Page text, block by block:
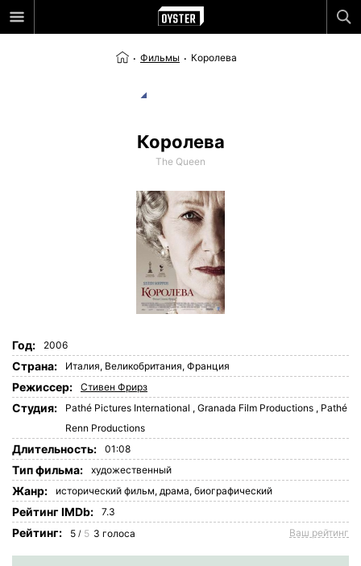
Фильмы Королева
Королева
The Queen
Год: 2006
Страна: Италия, Великобритания, Франция
Режиссер: Стивен Фрирз
Студия: Pathé Pictures International , Granada Film Productions , Pathé
Renn Productions
Длительность: 01:08
Tип фильма: художественный
Жанр: исторический фильм, драма, биографический
Рейтинг IMDb: 7.3
Рейтинг: 5 / 5 3 голоса Ваш рейтинг